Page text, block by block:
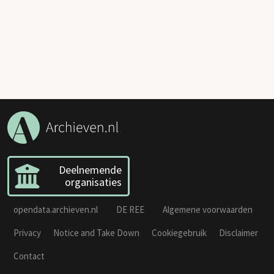
Deelnemende
organisaties
opendata.archieven.nl DE REE
Algemene voorwaarden
Privacy
Notice and Take Down Cookiegebruik
Disclaimer
Contact